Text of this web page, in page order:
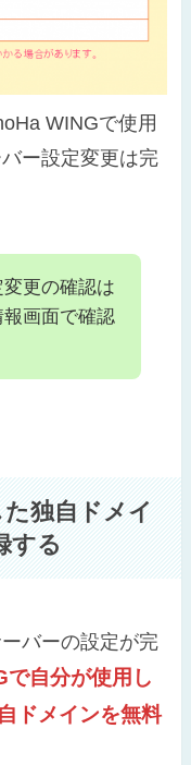
WINGで使用
ー設定変更は完
更の確認は
画面で確認
独自ドメイ
する
バーの設定が完
自分が使用し
ドメインを無料